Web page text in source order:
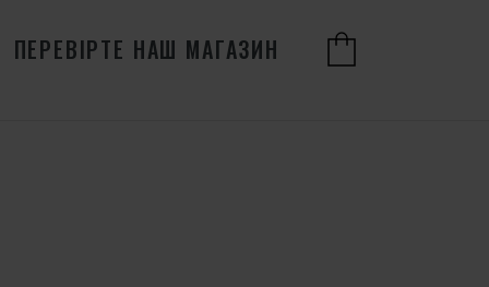
ПЕРЕВІРТЕ НАШ МАГАЗИН